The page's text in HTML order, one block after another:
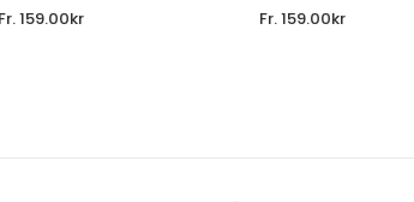
Fr.159.00kr Fr.159.00kr